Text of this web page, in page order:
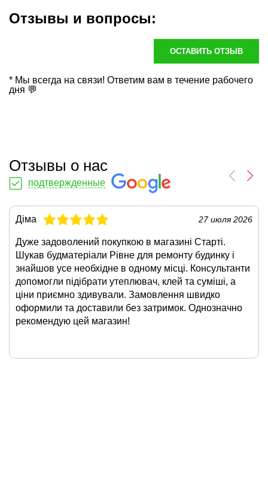
Отзывы и вопросы:
ОСТАВИТЬ ОТЗЫВ
* Мы всегда на связи! Ответим вам в течение рабочего
дня 💬
Отзывы о нас
подтвержденные
Діма 27 июля 2026
Дуже задоволений покупкою в магазині Старті.
Шукав будматеріали Рівне для ремонту будинку і
знайшов усе необхідне в одному місці. Консультанти
допомогли підібрати утеплювач, клей та суміші, а
ціни приємно здивували. Замовлення швидко
оформили та доставили без затримок. Однозначно
рекомендую цей магазин!